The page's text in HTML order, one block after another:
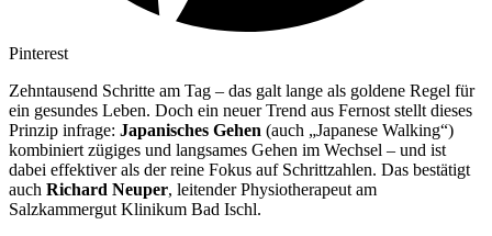
Pinterest
Zehntausend Schritte am Tag – das galt lange als goldene Regel für
ein gesundes Leben. Doch ein neuer Trend aus Fernost stellt dieses
Prinzip infrage: Japanisches Gehen (auch „Japanese Walking“)
kombiniert zügiges und langsames Gehen im Wechsel – und ist
dabei effektiver als der reine Fokus auf Schrittzahlen. Das bestätigt
auch Richard Neuper, leitender Physiotherapeut am
Salzkammergut Klinikum Bad Ischl.